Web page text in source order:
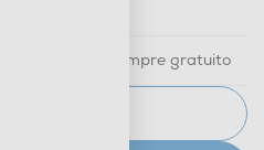
in 30 minuti e sempre gratuito